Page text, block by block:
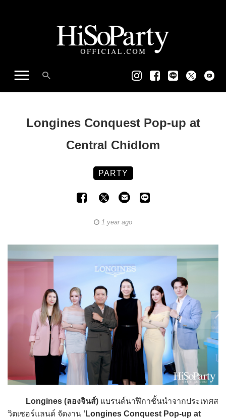
Longines Conquest Pop-up at
Central Chidlom
PARTY
1 year ago
Longines (ลองจินส์) แบรนด์นาฬิกาชั้นนำจากประเทศส
วิตเซอร์แลนด์ จัดงาน ‘Longines Conquest Pop-up at